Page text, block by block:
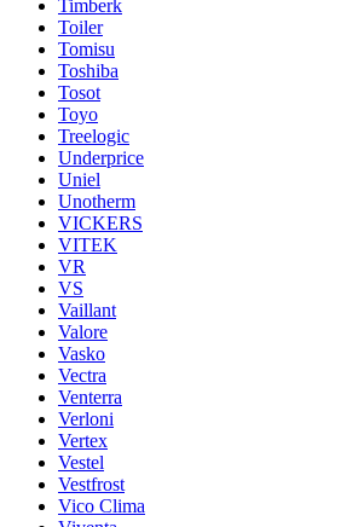
Timberk
Toiler
Tomisu
Toshiba
Tosot
Toyo
Treelogic
Underprice
Uniel
Unotherm
VICKERS
VITEK
VR
VS
Vaillant
Valore
Vasko
Vectra
Venterra
Verloni
Vertex
Vestel
Vestfrost
Vico Clima